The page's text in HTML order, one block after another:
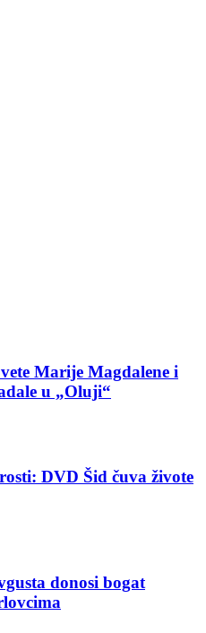
Marije Magdalene i
u „Oluji“
DVD Šid čuva živote
donosi bogat